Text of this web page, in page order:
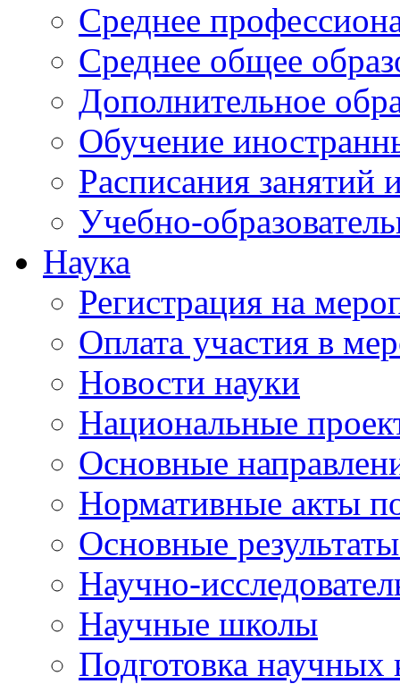
Среднее
Среднее общее
Дополнительное
Обучение
Расписания занятий
Учебно-
Наука
Регистрация на
Оплата участия в
Новости науки
Национальные
Основные
Нормативные акты
Основные
Научно-
Научные школы
Подготовка научных